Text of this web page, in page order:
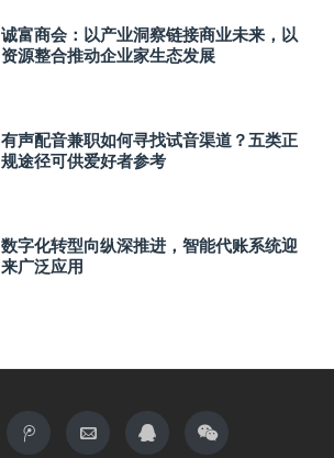
诚富商会：以产业洞察链接商业未来，以
资源整合推动企业家生态发展
有声配音兼职如何寻找试音渠道？五类正
规途径可供爱好者参考
数字化转型向纵深推进，智能代账系统迎
来广泛应用